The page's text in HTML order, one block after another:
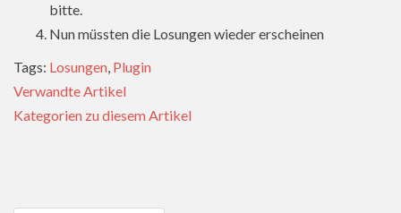
bitte.
Nun müssten die Losungen wieder erscheinen
Tags: Losungen, Plugin
Verwandte Artikel
Kategorien zu diesem Artikel